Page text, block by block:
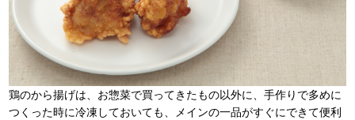
鶏のから揚げは、お惣菜で買ってきたもの以外に、手作りで多めに
つくった時に冷凍しておいても、メインの一品がすぐにできて便利